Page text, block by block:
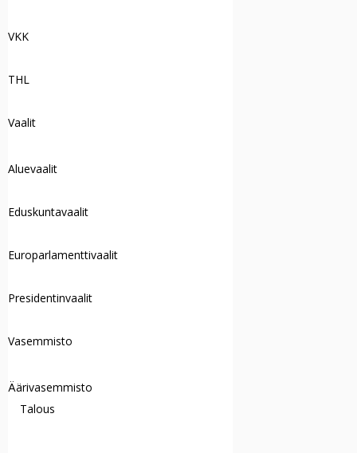
VKK
THL
Vaalit
Aluevaalit
Eduskuntavaalit
Europarlamenttivaalit
Presidentinvaalit
Vasemmisto
Äärivasemmisto
Talous